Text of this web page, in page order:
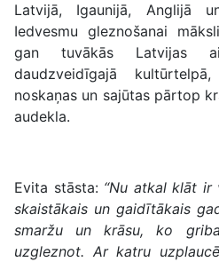
Latvijā, Igaunijā, Anglijā
Iedvesmu gleznošanai
gan tuvākās Latvijas
daudzveidīgajā
noskaņas un sajūtas pārtop
audekla.
Evita stāsta: “Nu atkal klāt ir
skaistākais un gaidītākais
smaržu un krāsu, ko
uzgleznot. Ar katru